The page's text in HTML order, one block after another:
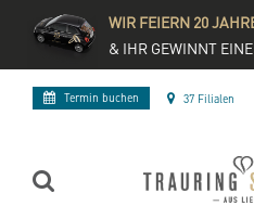
WIR FEIERN 20
& IHR GEWINNT
Termin buchen 37 Filialen